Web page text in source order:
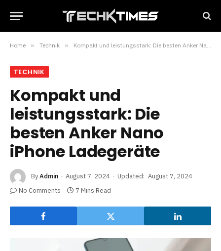
Home » Technik » Kompakt und leistungsstark: Die besten Anker Nano iPhone Ladegeräte
TECHNIK
Kompakt und
leistungsstark: Die
besten Anker Nano
iPhone Ladegeräte
ByAdmin August 7, 2024 Updated: August 7, 2024
No Comments
7 Mins Read